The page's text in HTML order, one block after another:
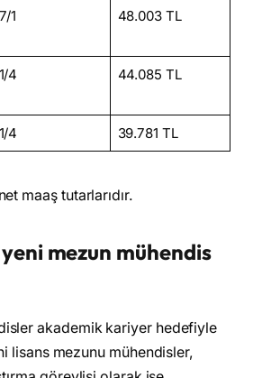
7/1 48.003 TL
1/4 44.085 TL
1/4 39.781 TL
maaş tutarlarıdır.
mezun mühendis
akademik kariyer hedefiyle
lisans mezunu mühendisler,